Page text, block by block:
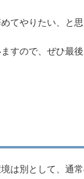
てやりたい、と思
すので、ぜひ最後
は別として、通